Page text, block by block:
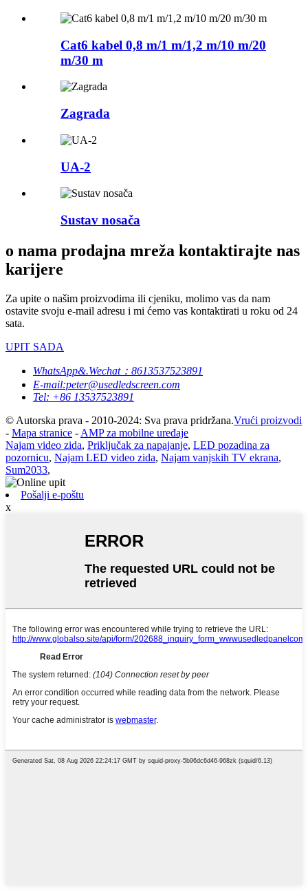
Cat6 kabel 0,8 m/1 m/1,2 m/10 m/20
m/30 m
Zagrada
UA-2
Sustav nosača
o nama prodajna mreža kontaktirajte nas
karijere
Za upite o našim proizvodima ili cjeniku, molimo vas da nam
ostavite svoju e-mail adresu i mi ćemo vas kontaktirati u roku od 24
sata.
UPIT SADA
WhatsApp&.Wechat：8613537523891
E-mail:peter@usedledscreen.com
Tel: +86 13537523891
© Autorska prava - 2010-2024: Sva prava pridržana.Vrući proizvodi
- Mapa stranice - AMP za mobilne uređaje
Najam video zida, Priključak za napajanje, LED pozadina za
pozornicu, Najam LED video zida, Najam vanjskih TV ekrana,
Sum2033,
Pošalji e-poštu
x